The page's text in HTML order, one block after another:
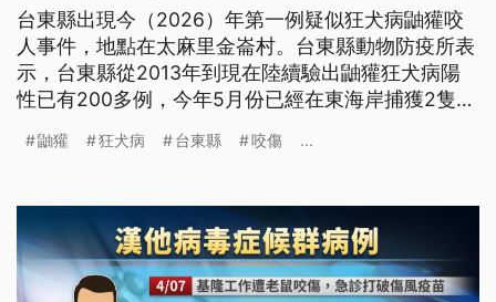
台東縣出現今（2026）年第一例疑似狂犬病鼬獾咬
人事件，地點在太麻里金崙村。台東縣動物防疫所表
示，台東縣從2013年到現在陸續驗出鼬獾狂犬病陽
性已有200多例，今年5月份已經在東海岸捕獲2隻，
醫研究所化驗。動防所呼籲民眾，在白天看到凶悍的
疫苗。
鼬獾 狂犬病 台東縣 咬傷 ...